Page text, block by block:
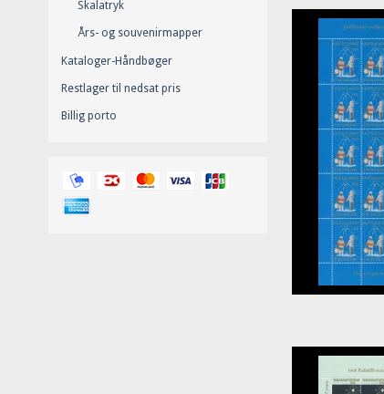
Skalatryk
Års- og souvenirmapper
Kataloger-Håndbøger
Restlager til nedsat pris
Billig porto